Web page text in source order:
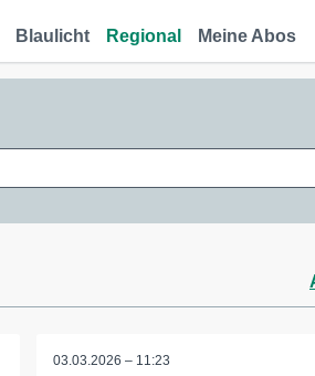
Blaulicht Regional Meine Abos
03.03.2026 – 11:23